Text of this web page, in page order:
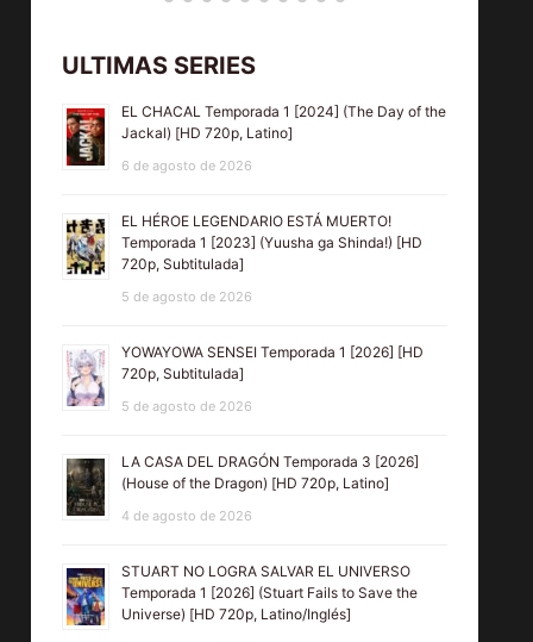
ULTIMAS SERIES
EL CHACAL Temporada 1 [2024] (The Day of the
Jackal) [HD 720p, Latino]
6 de agosto de 2026
EL HÉROE LEGENDARIO ESTÁ MUERTO!
Temporada 1 [2023] (Yuusha ga Shinda!) [HD
720p, Subtitulada]
5 de agosto de 2026
YOWAYOWA SENSEI Temporada 1 [2026] [HD
720p, Subtitulada]
5 de agosto de 2026
LA CASA DEL DRAGÓN Temporada 3 [2026]
(House of the Dragon) [HD 720p, Latino]
4 de agosto de 2026
STUART NO LOGRA SALVAR EL UNIVERSO
Temporada 1 [2026] (Stuart Fails to Save the
Universe) [HD 720p, Latino/Inglés]